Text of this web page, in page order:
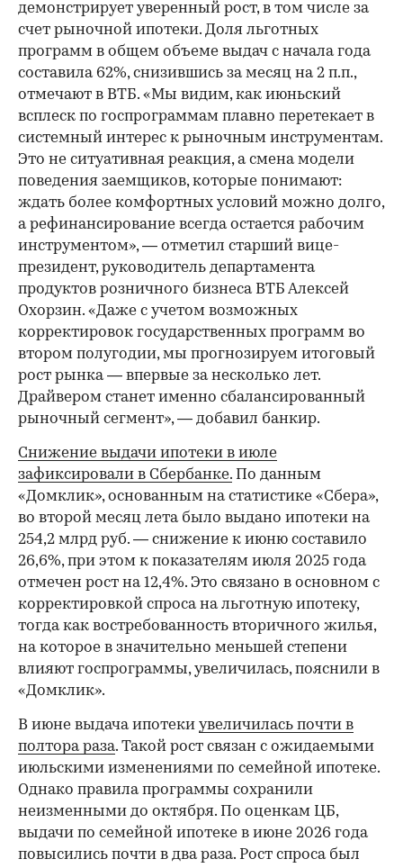
демонстрирует уверенный рост, в том числе за
счет рыночной ипотеки. Доля льготных
программ в общем объеме выдач с начала года
составила 62%, снизившись за месяц на 2 п.п.,
отмечают в ВТБ. «Мы видим, как июньский
всплеск по госпрограммам плавно перетекает в
системный интерес к рыночным инструментам.
Это не ситуативная реакция, а смена модели
поведения заемщиков, которые понимают:
ждать более комфортных условий можно долго,
а рефинансирование всегда остается рабочим
инструментом», — отметил старший вице-
президент, руководитель департамента
продуктов розничного бизнеса ВТБ Алексей
Охорзин. «Даже с учетом возможных
корректировок государственных программ во
втором полугодии, мы прогнозируем итоговый
рост рынка — впервые за несколько лет.
Драйвером станет именно сбалансированный
рыночный сегмент», — добавил банкир.
Снижение выдачи ипотеки в июле
зафиксировали в Сбербанке. По данным
«Домклик», основанным на статистике «Сбера»,
во второй месяц лета было выдано ипотеки на
254,2 млрд руб. — снижение к июню составило
26,6%, при этом к показателям июля 2025 года
отмечен рост на 12,4%. Это связано в основном с
корректировкой спроса на льготную ипотеку,
тогда как востребованность вторичного жилья,
на которое в значительно меньшей степени
влияют госпрограммы, увеличилась, пояснили в
«Домклик».
В июне выдача ипотеки увеличилась почти в
полтора раза. Такой рост связан с ожидаемыми
июльскими изменениями по семейной ипотеке.
Однако правила программы сохранили
неизменными до октября. По оценкам ЦБ,
выдачи по семейной ипотеке в июне 2026 года
повысились почти в два раза. Рост спроса был